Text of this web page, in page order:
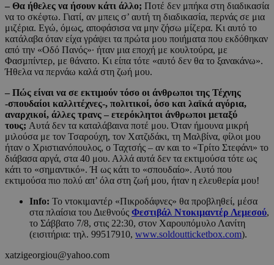
– Θα ήθελες να ήσουν κάτι άλλο; Ποτέ δεν μπήκα στη διαδικασία
να το σκέφτω. Γιατί, αν μπεις σ’ αυτή τη διαδικασία, περνάς σε μια
μιζέρια. Εγώ, όμως, αποφάσισα να μην ζήσω μίζερα. Κι αυτό το
κατάλαβα όταν είχα γράψει τα πρώτα μου ποιήματα που εκδόθηκαν
από την «Οδό Πανός»· ήταν μια εποχή με κουλτούρα, με
Φασμπίντερ, με θάνατο. Κι είπα τότε «αυτό δεν θα το ξανακάνω».
Ήθελα να περνάω καλά στη ζωή μου.
– Πώς είναι να σε εκτιμούν τόσο οι άνθρωποι της Τέχνης
-σπουδαίοι καλλιτέχνες-, πολιτικοί, όσο και λαϊκά αγόρια,
αναρχικοί, άλλες τρανς – ετερόκλητοι άνθρωποι μεταξύ
τους; Αυτά δεν τα καταλάβαινα ποτέ μου. Όταν ήμουνα μικρή
μιλούσα με τον Τσαρούχη, τον Χατζιδάκι, τη Μαλβίνα, φίλοι μου
ήταν ο Χριστιανόπουλος, ο Ταχτσής – αν και το «Τρίτο Στεφάνι» το
διάβασα αργά, στα 40 μου. Αλλά αυτά δεν τα εκτιμούσα τότε ως
κάτι το «σημαντικό». Ή ως κάτι το «σπουδαίο». Αυτό που
εκτιμούσα πιο πολύ απ’ όλα στη ζωή μου, ήταν η ελευθερία μου!
Info: Το ντοκιμαντέρ «Πικροδάφνες» θα προβληθεί, μέσα
στα πλαίσια του Διεθνούς Φεστιβάλ Ντοκιμαντέρ Λεμεσού,
το Σάββατο 7/8, στις 22:30, στον Χαρουπόμυλο Λανίτη
(εισιτήρια: τηλ. 99517910, www.soldoutticketbox.com).
xatzigeorgiou@yahoo.com